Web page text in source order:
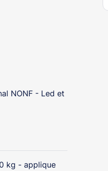
NONF - Led et
kg - applique